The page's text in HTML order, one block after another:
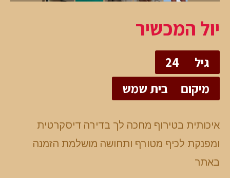
יול המכשיר
גיל
24
מיקום
בית שמש
איכותית בטירוף מחכה לך בדירה דיסקרטית
ומפנקת לכיף מטורף ותחושה מושלמת הזמנה
באתר